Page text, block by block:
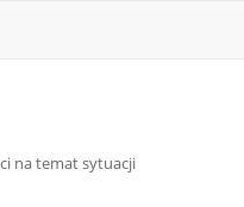
na temat sytuacji